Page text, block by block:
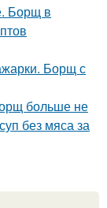
Борщ в
Борщ с
больше не
без мяса за